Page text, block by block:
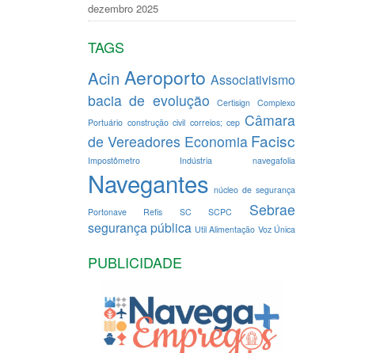
dezembro 2025
TAGS
Acin Aeroporto Associativismo
bacia de evolução Certisign Complexo
Portuário construção civil correios; cep Câmara
de Vereadores Economia Facisc
Impostômetro Indústria navegafolia
Navegantes núcleo de segurança
Portonave
Refis SC SCPC Sebrae
segurança pública Util Alimentação Voz Única
PUBLICIDADE